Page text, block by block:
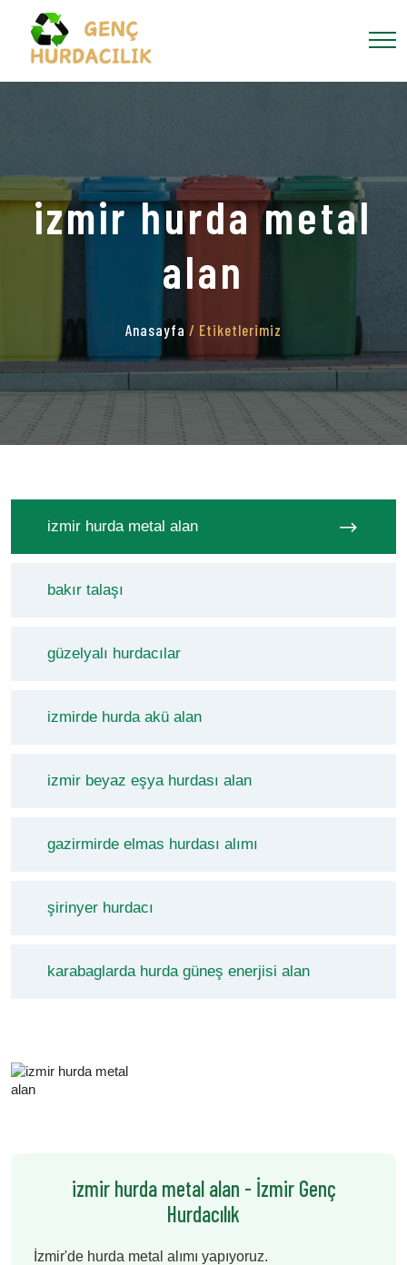
izmir hurda metal
alan
Anasayfa / Etiketlerimiz
izmir hurda metal alan
bakır talaşı
güzelyalı hurdacılar
izmirde hurda akü alan
izmir beyaz eşya hurdası alan
gazirmirde elmas hurdası alımı
şirinyer hurdacı
karabaglarda hurda güneş enerjisi alan
izmir hurda metal alan - İzmir Genç
Hurdacılık
İzmir'de hurda metal alımı yapıyoruz.